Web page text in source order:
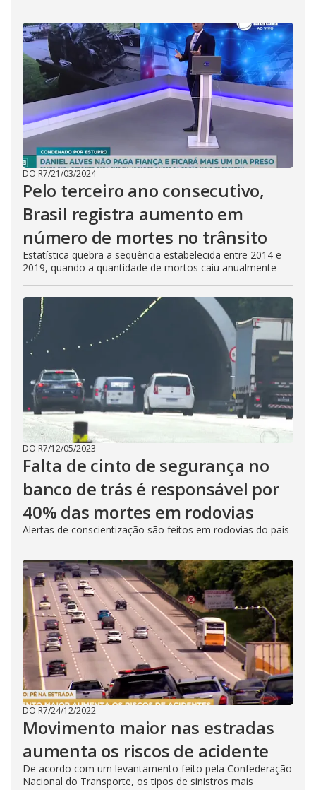
DO R7/21/03/2024
Pelo terceiro ano consecutivo,
Brasil registra aumento em
número de mortes no trânsito
Estatística quebra a sequência estabelecida entre 2014 e
2019, quando a quantidade de mortos caiu anualmente
DO R7/12/05/2023
Falta de cinto de segurança no
banco de trás é responsável por
40% das mortes em rodovias
Alertas de conscientização são feitos em rodovias do país
DO R7/24/12/2022
Movimento maior nas estradas
aumenta os riscos de acidente
De acordo com um levantamento feito pela Confederação
Nacional do Transporte, os tipos de sinistros mais